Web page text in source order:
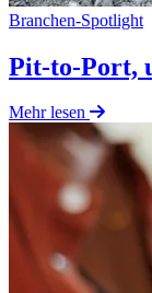
Branchen-Spotlight
Pit-to-Port,
Mehr lesen